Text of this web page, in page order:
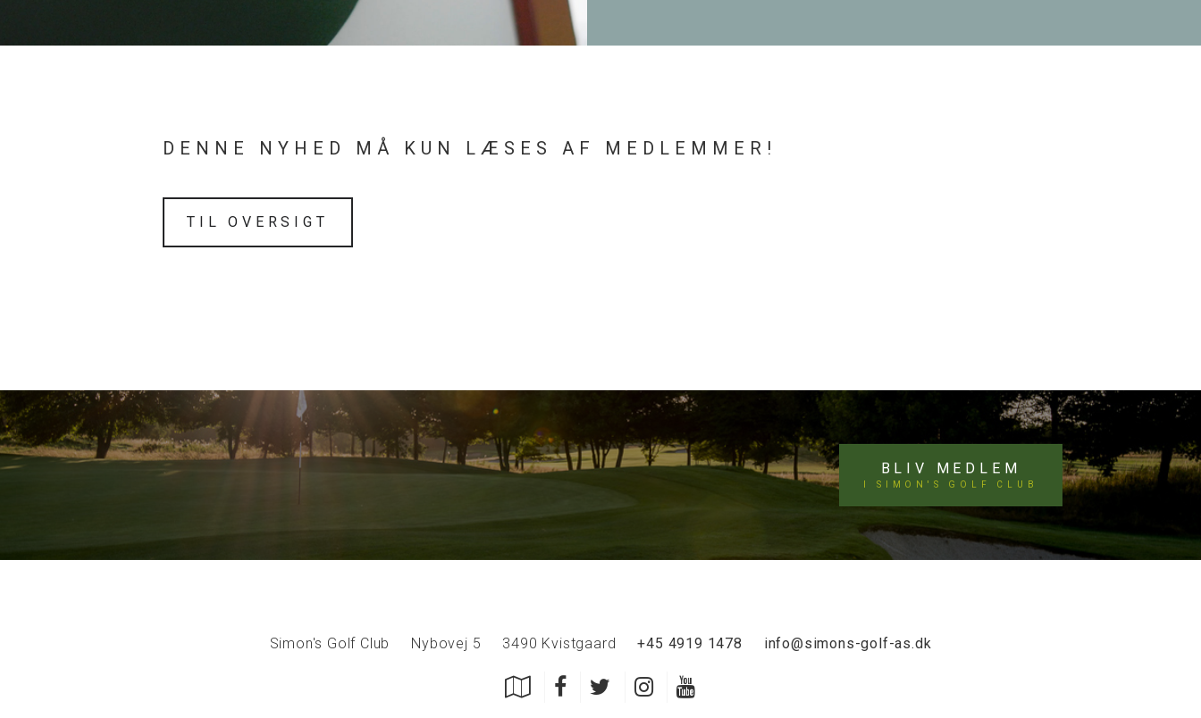
DENNE NYHED MÅ KUN LÆSES AF MEDLEMMER!
TIL OVERSIGT
BLIV MEDLEM
I SIMON'S GOLF CLUB
Simon's Golf Club Nybovej 5 3490 Kvistgaard +45 4919 1478 info@simons-golf-as.dk